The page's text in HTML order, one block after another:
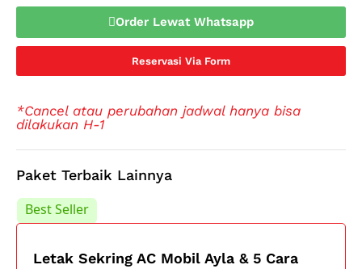
Order Lewat Whatsapp
Reservasi Via Form
*Cancel atau perubahan jadwal hanya bisa
dilakukan H-1
Paket Terbaik Lainnya
Best Seller
Letak Sekring AC Mobil Ayla & 5 Cara
Best Seller